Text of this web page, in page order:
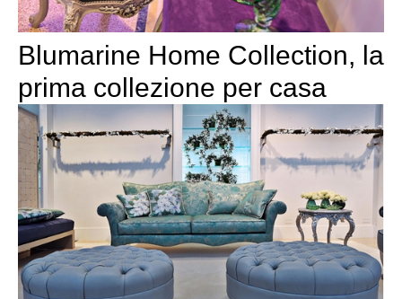
Blumarine Home Collection, la
prima collezione per casa